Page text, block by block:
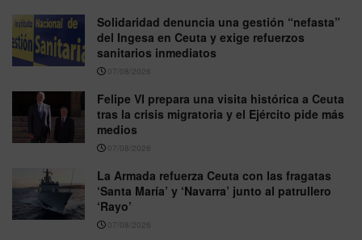
Solidaridad denuncia una gestión “nefasta”
del Ingesa en Ceuta y exige refuerzos
sanitarios inmediatos
07/08/2026
Felipe VI prepara una visita histórica a Ceuta
tras la crisis migratoria y el Ejército pide más
medios
07/08/2026
La Armada refuerza Ceuta con las fragatas
‘Santa María’ y ‘Navarra’ junto al patrullero
‘Rayo’
07/08/2026